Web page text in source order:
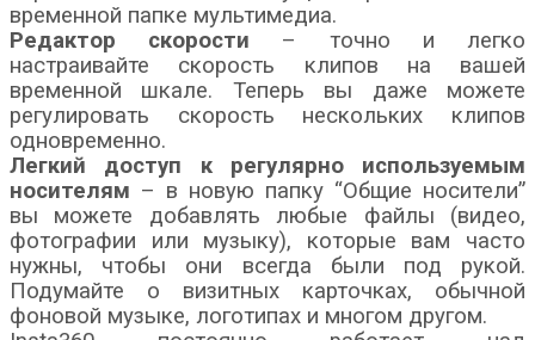
временной папке мультимедиа.
Редактор скорости – точно и легко
настраивайте скорость клипов на вашей
временной шкале. Теперь вы даже можете
регулировать скорость нескольких клипов
одновременно.
Легкий доступ к регулярно используемым
носителям – в новую папку “Общие носители”
вы можете добавлять любые файлы (видео,
фотографии или музыку), которые вам часто
нужны, чтобы они всегда были под рукой.
Подумайте о визитных карточках, обычной
фоновой музыке, логотипах и многом другом.